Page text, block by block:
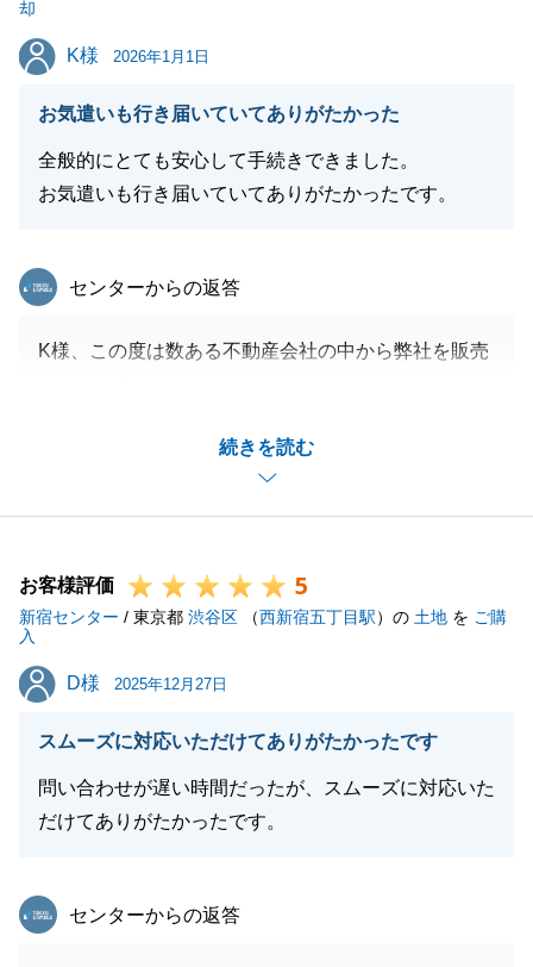
却
K様
K様 2026年1月1日
お気遣いも行き届いていてありがたかった
全般的にとても安心して手続きできました。
お気遣いも行き届いていてありがたかったです。
続きを読む
東急リバブル
センターからの返答
K様、この度は数ある不動産会社の中から弊社を販売
と、大変嬉しく光栄に思っております。
今後、不動産に関する事でお困りのことがございまし
たらお気軽にご相談下さいませ。
今後とも末永いお付き合いのほど、宜しくお願いいた
します。
お客様評価 5
新宿センター / 東京都 渋谷区 （西新宿五丁目駅）の 土地 を ご購
入
D様
D様 2025年12月27日
スムーズに対応いただけてありがたかったです
問い合わせが遅い時間だったが、スムーズに対応いた
だけてありがたかったです。
東急リバブル
センターからの返答